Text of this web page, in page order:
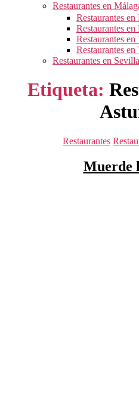
Restaurantes en
Restaurantes
Restaurantes
Restaurantes
Restaurantes
Restaurantes en Sevilla
Etiqueta:
Restaurantes
Muerde